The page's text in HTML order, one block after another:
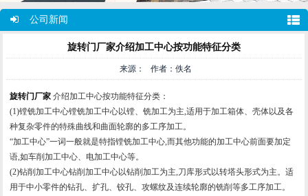
公司新闻
旋转门厂家介绍加工中心按功能特征分类
来源： 作者：佚名
旋转门厂家 介绍加工中心按功能特征分类：
(1)镗铣加工中心镗铣加工中心以镗、铣加工为主,适用于加工箱体、壳体以及各
种复杂零件的特殊曲线和曲面轮廓的多工序加工。
“加工中心”一词一般就是特指镗铣加工中心,而其他功能的加工中心前面要加定
语,如车削加工中心、电加工中心等。
(2)钻削加工中心钻削加工中心以钻削加工为主,刀库形式以转塔头形式为主。适
用于中小零件的钻孔、扩孔、铰孔、攻螺纹及连续轮廓的铣削等多工序加工。